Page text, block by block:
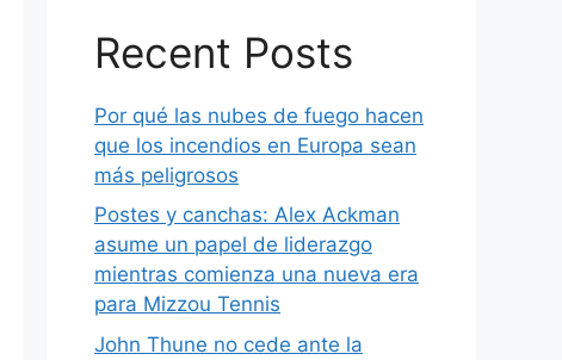
Recent Posts
Por qué las nubes de fuego hacen
que los incendios en Europa sean
más peligrosos
Postes y canchas: Alex Ackman
asume un papel de liderazgo
mientras comienza una nueva era
para Mizzou Tennis
John Thune no cede ante la